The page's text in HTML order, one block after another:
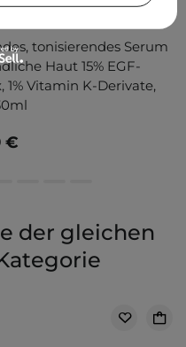
tonisierendes Serum
Haut 15% EGF-
Vitamin K-Derivate,
€
der gleichen